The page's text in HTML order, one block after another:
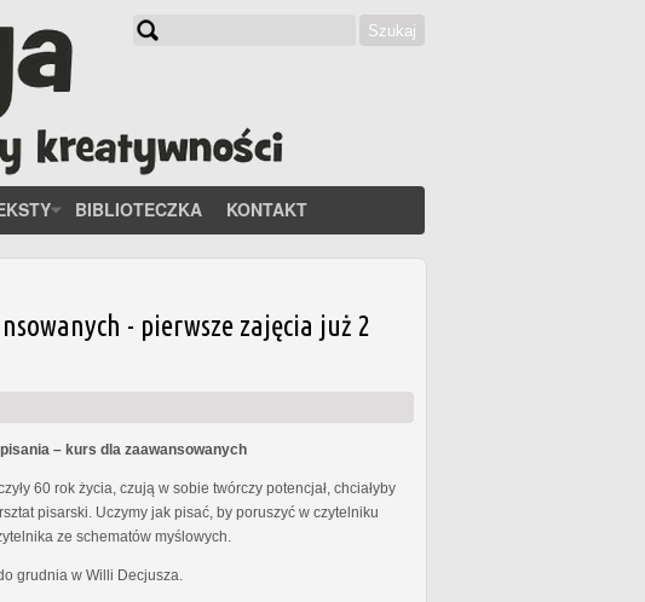
Szukaj
BIBLIOTECZKA KONTAKT
- pierwsze zajęcia już 2
– kurs dla zaawansowanych
60 rok życia, czują w sobie twórczy potencjał, chciałyby
pisarski. Uczymy jak pisać, by poruszyć w czytelniku
ze schematów myślowych.
grudnia w Willi Decjusza.